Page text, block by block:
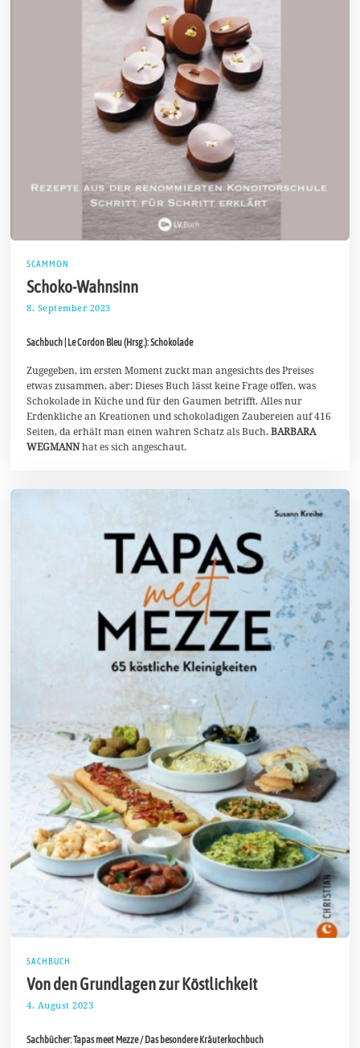
SCAMMON
Schoko-Wahnsinn
8. September 2023
S
p
e
m
b
e
2
3
Sachbuch | Le Cordon Bleu (Hrsg.): Schokolade
Zugegeben, im ersten Moment zuckt man angesichts des Preises
etwas zusammen, aber: Dieses Buch lässt keine Frage offen, was
Schokolade in Küche und für den Gaumen betrifft. Alles nur
Erdenkliche an Kreationen und schokoladigen Zaubereien auf 416
Seiten, da erhält man einen wahren Schatz als Buch.BARBARA
WEGMANNhat es sich angeschaut.
SACHBUCH
Von den Grundlagen zur Köstlichkeit
4. August 2023
A
Sachbücher: Tapas meet Mezze / Das besondere Kräuterkochbuch